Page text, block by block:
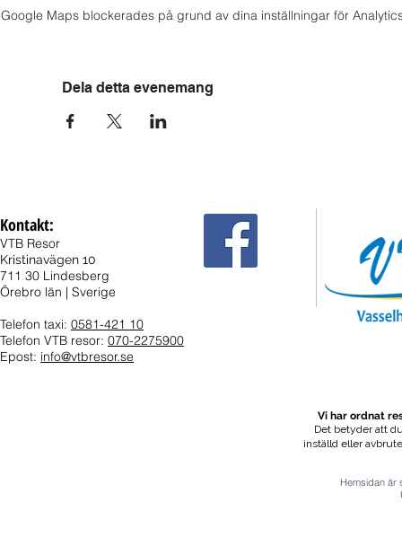
Google Maps blockerades på grund av dina inställningar för
Dela detta evenemang
Kontakt:
VTB Resor
Kristinavägen 10
711 30 Lindesberg
Örebro län | Sverige
Telefon taxi: 0581-421 10
Telefon VTB resor: 070-2275900
Epost: info@vtbresor.se
Vi har ordnat
Det betyder att
inställd eller
Hemsidan